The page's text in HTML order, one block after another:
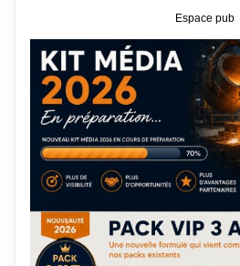
Espace pub